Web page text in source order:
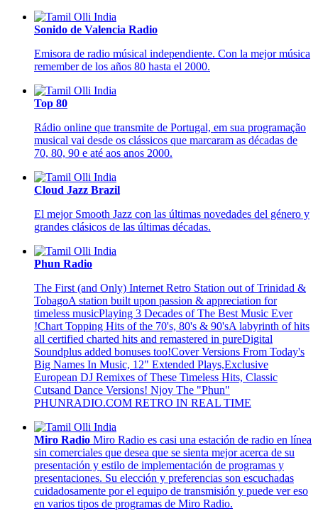
Sonido de Valencia Radio
Emisora de radio músical independiente. Con la mejor música
remember de los años 80 hasta el 2000.
Top 80
Rádio online que transmite de Portugal, em sua programação
musical vai desde os clássicos que marcaram as décadas de
70, 80, 90 e até aos anos 2000.
Cloud Jazz Brazil
El mejor Smooth Jazz con las últimas novedades del género y
grandes clásicos de las últimas décadas.
Phun Radio
The First (and Only) Internet Retro Station out of Trinidad &
TobagoA station built upon passion & appreciation for
timeless musicPlaying 3 Decades of The Best Music Ever
!Chart Topping Hits of the 70's, 80's & 90'sA labyrinth of hits
all certified charted hits and remastered in pureDigital
Soundplus added bonuses too!Cover Versions From Today's
Big Names In Music, 12" Extended Plays,Exclusive
European DJ Remixes of These Timeless Hits, Classic
Cutsand Dance Versions! Njoy The "Phun"
PHUNRADIO.COM RETRO IN REAL TIME
Miro Radio Miro Radio es casi una estación de radio en línea
sin comerciales que desea que se sienta mejor acerca de su
presentación y estilo de implementación de programas y
presentaciones. Su elección y preferencias son escuchadas
cuidadosamente por el equipo de transmisión y puede ver eso
en varios tipos de programas de Miro Radio.